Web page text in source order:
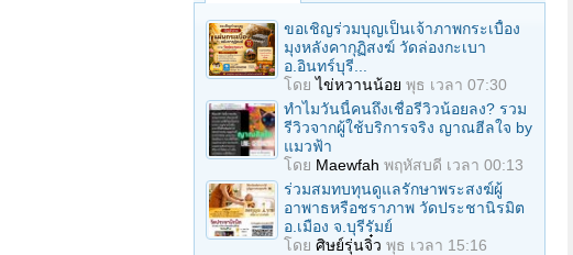
ขอเชิญร่วมบุญเป็นเจ้าภาพกระเบื้อง
มุงหลังคากุฏิสงฆ์ วัดล่องกะเบา
อ.อินทร์บุรี...
โดยไข่หวานน้อย พุธ เวลา 07:30
ทำไมวันนี้คนถึงเชื่อรีวิวน้อยลง? รวม
รีวิวจากผู้ใช้บริการจริง ญาณฮีลใจ by
แมวฟ้า
โดย Maewfah พฤหัสบดี เวลา 00:13
ร่วมสมทบทุนดูแลรักษาพระสงฆ์ผู้
อาพาธหรือชราภาพ วัดประชานิรมิต
อ.เมือง จ.บุรีรัมย์
โดย ศิษย์รุ่นจิ๋ว พุธ เวลา 15:16